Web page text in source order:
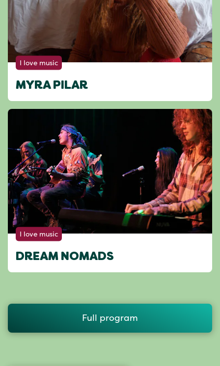
I love music
MYRA PILAR
I love music
DREAM NOMADS
Full program